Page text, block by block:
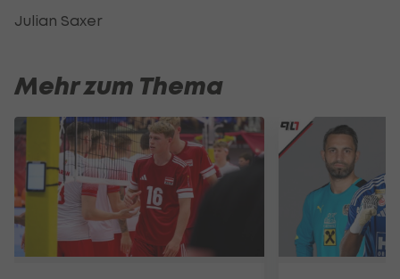
Julian Saxer
Mehr zum Thema